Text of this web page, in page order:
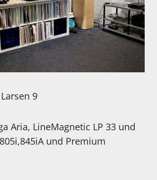
9
Aria, LineMagnetic LP 33 und
und Premium